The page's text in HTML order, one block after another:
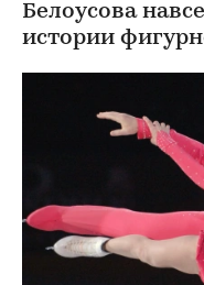
Белоусова
истории